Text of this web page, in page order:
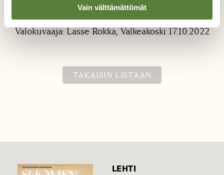
Vain välttämättömät
Metsä tarjoaa silmänruokaa kulkijoille.
Valokuvaaja: Lasse Rokka, Valkeakoski 17.10.2022
TAKAISIN LISTAAN
LEHTI